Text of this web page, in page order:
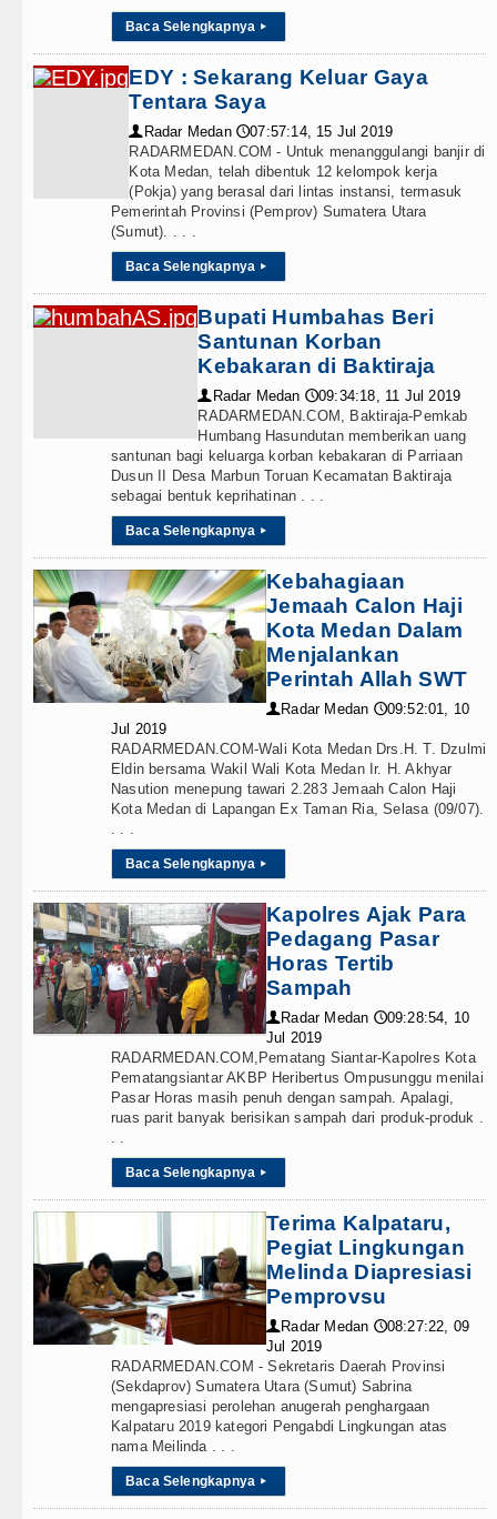
Serapan Anggaran Terendah,
Juventus Dikalahkan Inter Milan
PSG Ditahan Manchester
Chelsea Gilas AC Milan di Laga
Ketua GRIB Jaya Labuhanbatu
Gubernur Bobby Nasution Minta
Rico Waas : Kemerdekaan
Kurang dari 6 Jam, Polsek
Liverpool vs Monaco Laga
Manchester City vs Atletico
Serapan Anggaran Terendah,
Juventus Dikalahkan Inter Milan
PSG Ditahan Manchester
Chelsea Gilas AC Milan di Laga
Baca Selengkapnya ▸
EDY : Sekarang Keluar Gaya
Tentara Saya
👤 Radar Medan 🕔07:57:14, 15 Jul 2019
RADARMEDAN.COM - Untuk menanggulangi banjir di
Kota Medan, telah dibentuk 12 kelompok kerja
(Pokja) yang berasal dari lintas instansi, termasuk
Pemerintah Provinsi (Pemprov) Sumatera Utara
(Sumut). . . .
Baca Selengkapnya ▸
Bupati Humbahas Beri
Santunan Korban
Kebakaran di Baktiraja
👤 Radar Medan 🕔09:34:18, 11 Jul 2019
RADARMEDAN.COM, Baktiraja-Pemkab
Humbang Hasundutan memberikan uang
santunan bagi keluarga korban kebakaran di Parriaan
Dusun II Desa Marbun Toruan Kecamatan Baktiraja
sebagai bentuk keprihatinan . . .
Baca Selengkapnya ▸
Kebahagiaan
Jemaah Calon Haji
Kota Medan Dalam
Menjalankan
Perintah Allah SWT
👤 Radar Medan 🕔09:52:01, 10
Jul 2019
RADARMEDAN.COM-Wali Kota Medan Drs.H. T. Dzulmi
Eldin bersama Wakil Wali Kota Medan Ir. H. Akhyar
Nasution menepung tawari 2.283 Jemaah Calon Haji
Kota Medan di Lapangan Ex Taman Ria, Selasa (09/07).
. . .
Baca Selengkapnya ▸
Kapolres Ajak Para
Pedagang Pasar
Horas Tertib
Sampah
👤 Radar Medan 🕔09:28:54, 10
Jul 2019
RADARMEDAN.COM,Pematang Siantar-Kapolres Kota
Pematangsiantar AKBP Heribertus Ompusunggu menilai
Pasar Horas masih penuh dengan sampah. Apalagi,
ruas parit banyak berisikan sampah dari produk-produk .
. .
Baca Selengkapnya ▸
Terima Kalpataru,
Pegiat Lingkungan
Melinda Diapresiasi
Pemprovsu
👤 Radar Medan 🕔08:27:22, 09
Jul 2019
RADARMEDAN.COM - Sekretaris Daerah Provinsi
(Sekdaprov) Sumatera Utara (Sumut) Sabrina
mengapresiasi perolehan anugerah penghargaan
Kalpataru 2019 kategori Pengabdi Lingkungan atas
nama Meilinda . . .
Baca Selengkapnya ▸